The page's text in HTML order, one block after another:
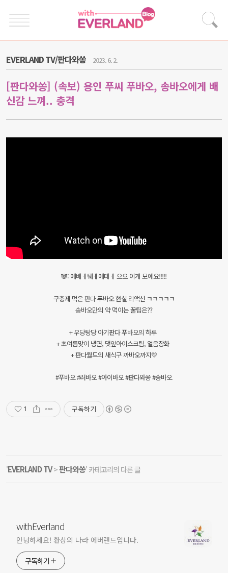
EVERLAND TV/판다와쏭 2023. 6. 2.
[판다와쏭] (속보) 용인 푸씨 푸바오, 송바오에게 배
신감 느껴.. 충격
🐼: 에베ㅔ퉤ㅔ에테ㅔ 으으 이게 모에요!!!!!
구충제 먹은 판다 푸바오 현실 리액션 ㅋㅋㅋㅋㅋ
송바오만의 약 먹이는 꿀팁은??
+ 우당탕당 아기판다 푸바오의 하루
+ 초여름맞이 냉면, 댓잎아이스크림, 얼음장화
+ 판다월드의 새식구 까바오까지💛
#푸바오 #러바오 #아이바오 #판다와쏭 #송바오
1 구독하기
'EVERLAND TV>판다와쏭' 카테고리의 다른 글
withEverland
안녕하세요! 환상의 나라 에버랜드입니다.
구독하기